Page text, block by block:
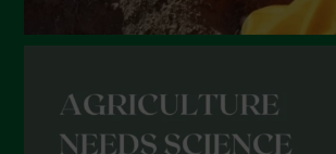
Novembre 2021
Settembre 2021
Agosto 2021